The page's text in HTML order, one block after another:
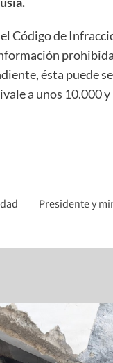
Código de
prohibida
ésta puede
a unos 10.000
Presidente y